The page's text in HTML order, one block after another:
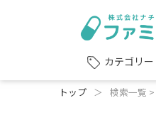
カテゴリー
トップ ＞ 検索一覧 >